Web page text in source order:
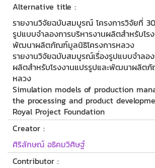
Alternative title :
รายงานวิจัยฉบับสมบูรณ์ โครงการวิจัยที่
รูปแบบจำลองการบริหารงานผลิตสำหรับโร
พัฒนาผลิตภัณฑ์มูลนิธิโครงการหลวง
รายงานวิจัยฉบับสมบูรณ์เรื่องรูปแบบจำลอ
ผลิตสำหรับโรงงานแปรรูปและพัฒนาผลิต
หลวง
Simulation models of production
the processing and product
Royal Project Foundation
Creator :
ศิริลักษณ์ อธิคมวิศิษฐ์
Contributor :